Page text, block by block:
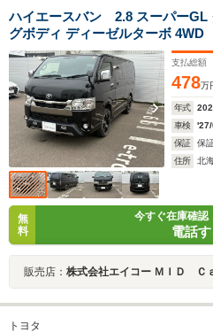
ハイエースバン 2.8 スーパーGL
グボディ ディーゼルターボ
ッド・リア防虫ネット・スクリ
ムカバー・木目調カーゴフロア・
ルインナーミラー・パイオニア
支払総額
478万
年式
車検
保証
保
住所
北
無
料
今すぐ在庫確認
電話
販売店： 株式会社エイコー ＭＩＤ Ｃ
トヨタ